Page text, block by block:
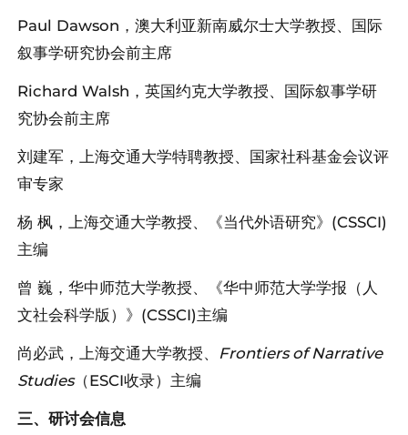
Paul Dawson，澳大利亚新南威尔士大学教授、国际
叙事学研究协会前主席
Richard Walsh，英国约克大学教授、国际叙事学研
究协会前主席
刘建军，上海交通大学特聘教授、国家社科基金会议评
审专家
杨 枫，上海交通大学教授、《当代外语研究》(CSSCI)
主编
曾 巍，华中师范大学教授、《华中师范大学学报（人
文社会科学版）》(CSSCI)主编
尚必武，上海交通大学教授、 Frontiers of Narrative
Studies（ESCI收录）主编
三、研讨会信息